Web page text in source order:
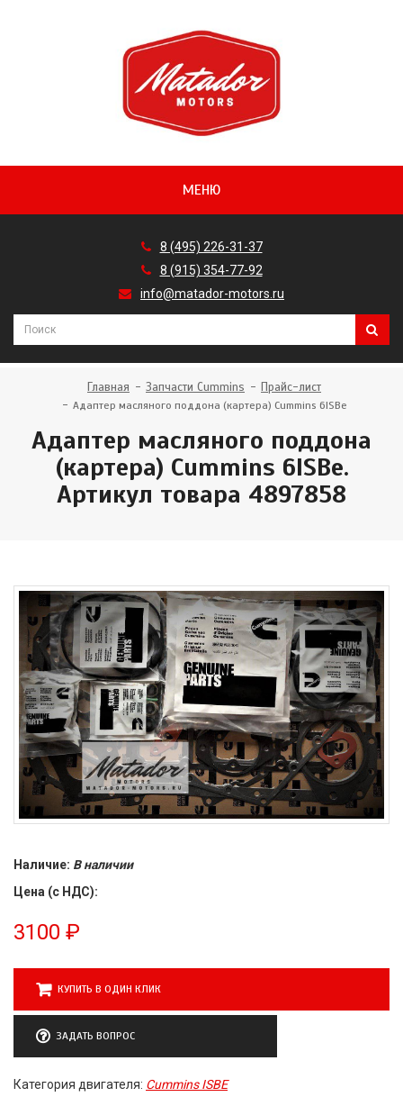
МЕНЮ
8 (495) 226-31-37
8 (915) 354-77-92
info@matador-motors.ru
Главная Запчасти Cummins Прайс-лист
Адаптер масляного поддона (картера) Cummins 6ISBe
Адаптер масляного поддона
(картера) Cummins 6ISBe.
Артикул товара 4897858
Наличие: В наличии
Цена (с НДС):
3100 ₽
КУПИТЬ В ОДИН КЛИК
ЗАДАТЬ ВОПРОС
Категория двигателя: Cummins ISBE